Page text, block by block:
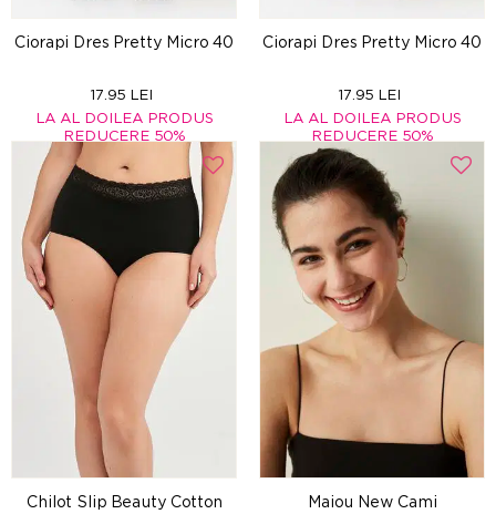
Ciorapi Dres Pretty Micro 40
17.95 LEI
LA AL DOILEA PRODUS
REDUCERE 50%
Ciorapi Dres Pretty Micro 40
17.95 LEI
LA AL DOILEA PRODUS
REDUCERE 50%
Chilot Slip Beauty Cotton
Maiou New Cami